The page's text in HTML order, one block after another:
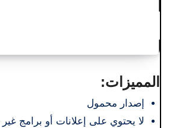
المميزات:
إصدار محمول
لا يحتوي على إعلانات أو برامج